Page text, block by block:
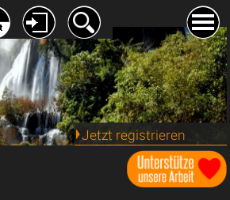
Jetzt registrieren